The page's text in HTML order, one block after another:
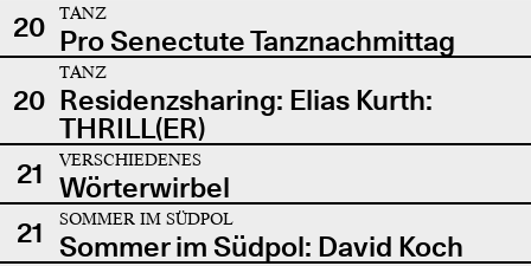
20
TANZ
Pro Senectute Tanznachmittag
20
TANZ
Residenzsharing: Elias Kurth:
THRILL(ER)
21
VERSCHIEDENES
Wörterwirbel
21
SOMMER IM SÜDPOL
Sommer im Südpol: David Koch